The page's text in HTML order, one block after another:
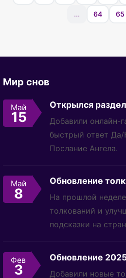
... 64 65
Мир снов
Май
15
Открылся
Добавили онлайн-
быстрый ответ
Послание Ангела.
Май
8
Обновление
На прошлой
толкований и
подсказки на
Фев
3
Обновление
Добавили новые